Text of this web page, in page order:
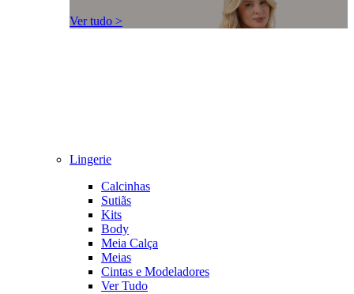
Ver tudo >
Lingerie
Calcinhas
Sutiãs
Kits
Body
Meia Calça
Meias
Cintas e Modeladores
Ver Tudo